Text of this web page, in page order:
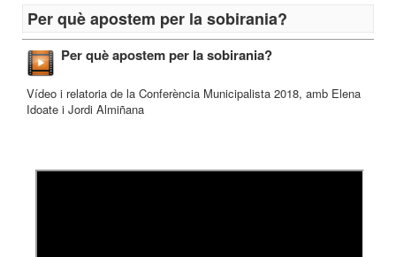
Per què apostem per la sobirania?
Per què apostem per la sobirania?
Vídeo i relatoria de la Conferència Municipalista 2018, amb Elena
Idoate i Jordi Almiñana